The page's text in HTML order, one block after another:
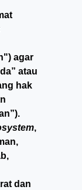
agar
atau
hak
,
dan